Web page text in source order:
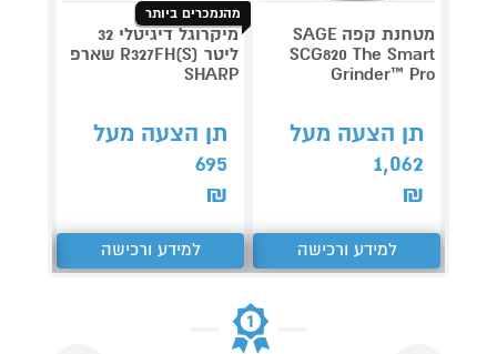
מטחנת קפה SAGE
SCG820 The Smart
Grinder™ Pro
תן הצעה מעל
1,062
₪
למידע ורכישה
מהנמכרים ביותר
מיקרוגל דיגיטלי 32
ליטר R327FH(S) שארפ
SHARP
תן הצעה מעל
695
₪
למידע ורכישה